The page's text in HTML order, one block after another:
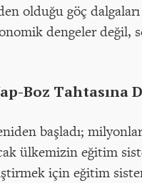
olduğu göç
dengeler değil,
Boz Tahtasına
başladı;
ülkemizin eğitim
için eğitim